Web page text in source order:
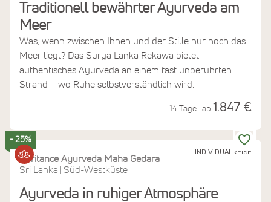
Traditionell bewährter Ayurveda am
Meer
Was, wenn zwischen Ihnen und der Stille nur noch das
Meer liegt? Das Surya Lanka Rekawa bietet
authentisches Ayurveda an einem fast unberührten
Strand – wo Ruhe selbstverständlich wird.
14 Tage ab 1.847 €
INDIVIDUALREISE
- 25%
Heritance Ayurveda Maha Gedara
Sri Lanka
Süd-Westküste
Ayurveda in ruhiger Atmosphäre